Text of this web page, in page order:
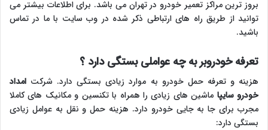
بروز ترین مراکز تعمیر خودرو در تهران می باشد. برای اطلاعات بیشتر می
توانید از طریق راه های ارتباطی ذکر شده در وب سایت با ما در تماس
باشید.
تعرفه خودروبر به چه عواملی بستگی دارد ؟
هزینه و تعرفه حمل خودرو به موارد زیادی بستگی دارد. شرکت امداد
خودرو سایپا ماشین های زیادی را همراه با تکنسین و مکانیک های کاملا
مجرب برای جا به جایی خودرو دارد. هزینه حمل و نقل به عوامل زیادی
بستگی دارد: